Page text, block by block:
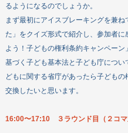
るようになるのでしょうか。
まず最初にアイスブレーキングを兼
た」をクイズ形式で紹介し、参加者
よう！子どもの権利条約キャンペー
基づく子ども基本法と子ども庁につ
どもに関する省庁があったら子ども
交換したいと思います。
16:00〜17:10 ３ラウンド目（２コマ